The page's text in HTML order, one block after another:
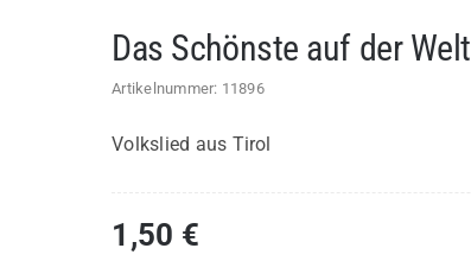
Das Schönste auf der Welt
Artikelnummer: 11896
Volkslied aus Tirol
1,50 €